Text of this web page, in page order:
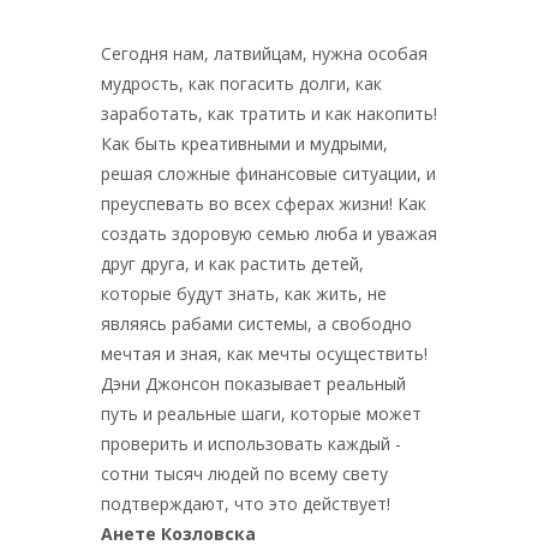
Сегодня нам, латвийцам, нужна особая
мудрость, как погасить долги, как
заработать, как тратить и как накопить!
Как быть креативными и мудрыми,
решая сложные финансовые ситуации, и
преуспевать во всех сферах жизни! Как
создать здоровую семью люба и уважая
друг друга, и как растить детей,
которые будут знать, как жить, не
являясь рабами системы, а свободно
мечтая и зная, как мечты осуществить!
Дэни Джонсон показывает реальный
путь и реальные шаги, которые может
проверить и использовать каждый -
сотни тысяч людей по всему свету
подтверждают, что это действует!
Анете Козловска